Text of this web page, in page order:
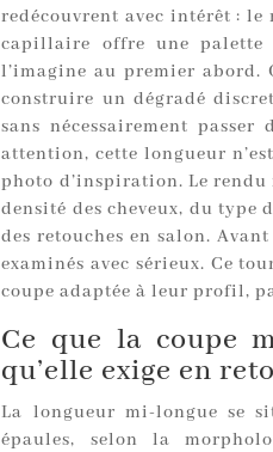
redécouvrent avec intérêt :
capillaire offre une palette
l’imagine au premier abord.
construire un dégradé
sans nécessairement
attention, cette longueur
photo d’inspiration. Le
densité des cheveux, du
des retouches en salon.
examinés avec sérieux. Ce
coupe adaptée à leur profil,
Ce que la coupe
qu’elle exige en
La longueur mi-longue se
épaules, selon la